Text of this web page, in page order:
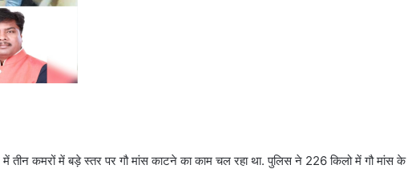
में तीन कमरों में बड़े स्तर पर गौ मांस काटने का काम चल रहा था. पुलिस ने 226 किलो में गौ मांस के